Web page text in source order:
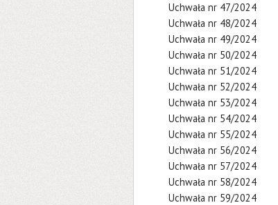
Uchwała nr 47/2024
Uchwała nr 48/2024
Uchwała nr 49/2024
Uchwała nr 50/2024
Uchwała nr 51/2024
Uchwała nr 52/2024
Uchwała nr 53/2024
Uchwała nr 54/2024
Uchwała nr 55/2024
Uchwała nr 56/2024
Uchwała nr 57/2024
Uchwała nr 58/2024
Uchwała nr 59/2024